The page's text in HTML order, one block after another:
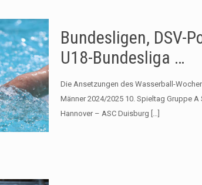
Bundesligen, DSV-
U18-Bundesliga …
Die Ansetzungen des Wasserball-
Männer 2024/2025 10. Spieltag Gruppe
Hannover – ASC Duisburg […]